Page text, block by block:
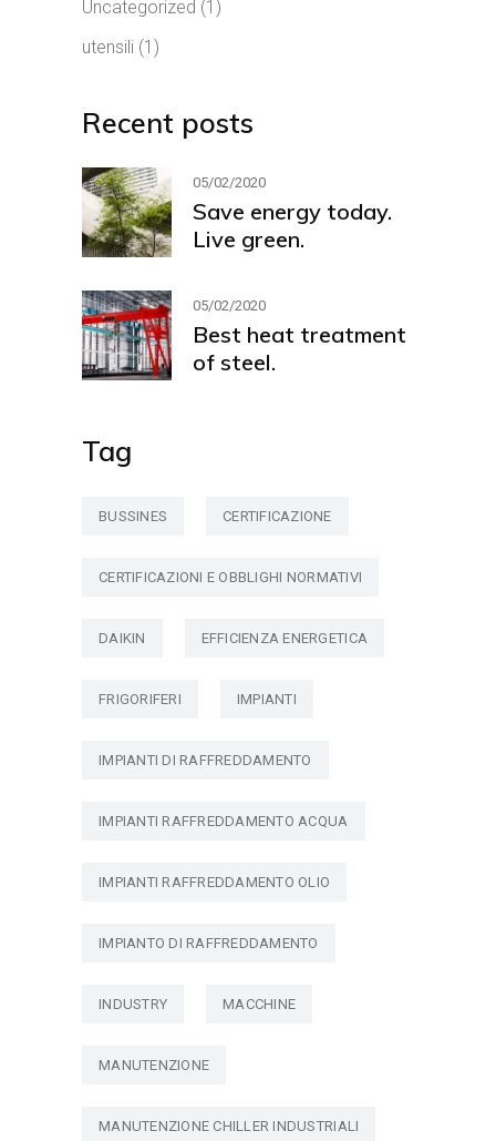
Uncategorized (1)
utensili (1)
Recent posts
05/02/2020
Save energy today.
Live green.
05/02/2020
Best heat treatment
of steel.
Tag
BUSSINES CERTIFICAZIONE
CERTIFICAZIONI E OBBLIGHI NORMATIVI
DAIKIN EFFICIENZA ENERGETICA
FRIGORIFERI IMPIANTI
IMPIANTI DI RAFFREDDAMENTO
IMPIANTI RAFFREDDAMENTO ACQUA
IMPIANTI RAFFREDDAMENTO OLIO
IMPIANTO DI RAFFREDDAMENTO
INDUSTRY MACCHINE
MANUTENZIONE
MANUTENZIONE CHILLER INDUSTRIALI